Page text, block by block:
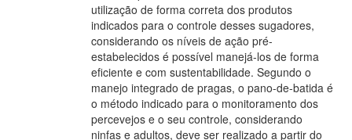
utilização de forma correta dos produtos
indicados para o controle desses sugadores,
considerando os níveis de ação pré-
estabelecidos é possível manejá-los de forma
eficiente e com sustentabilidade. Segundo o
manejo integrado de pragas, o pano-de-batida é
o método indicado para o monitoramento dos
percevejos e o seu controle, considerando
ninfas e adultos, deve ser realizado a partir do